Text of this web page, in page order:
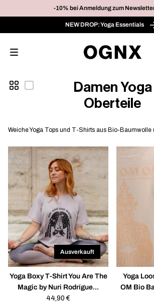
-10% bei Anmeldung zum
NEW DROP: Yoga Essentials
Kollektion
Damen Yoga
Oberteile
Weiche Yoga Tops und T-Shirts aus Bio-Baumwolle
Ausverkauft
Yoga Boxy T-Shirt You Are The
Magic by Nuri Rodrígue...
Regulärer
44,90 €
Yoga
OM Bio